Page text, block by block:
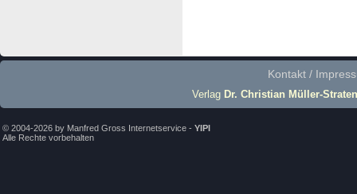
Kontakt /
Verlag Dr. Christian Müller-Straten
© 2004-2026 by Manfred Gross Internetservice - YIPI
Alle Rechte vorbehalten